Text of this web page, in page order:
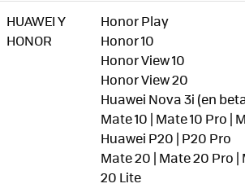
HUAWEI Y
HONOR
Honor Play
Honor 10
Honor View 10
Honor View 20
Huawei Nova 3i (en
Mate 10 | Mate 10 Pro |
Huawei P20 | P20 Pro
Mate 20 | Mate 20 Pro |
20 Lite